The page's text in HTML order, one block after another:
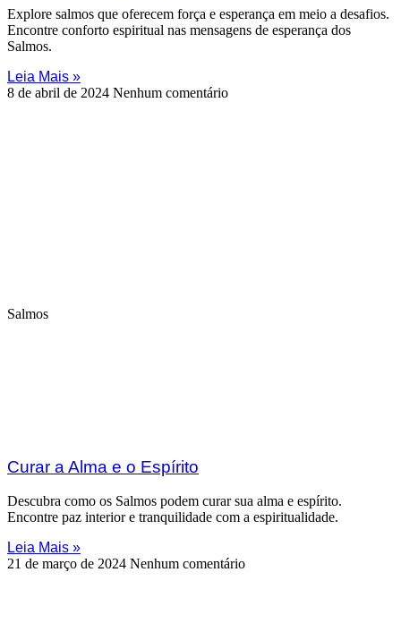
Explore salmos que oferecem força e esperança em meio a desafios.
Encontre conforto espiritual nas mensagens de esperança dos
Salmos.
Leia Mais »
8 de abril de 2024 Nenhum comentário
Salmos
Curar a Alma e o Espírito
Descubra como os Salmos podem curar sua alma e espírito.
Encontre paz interior e tranquilidade com a espiritualidade.
Leia Mais »
21 de março de 2024 Nenhum comentário